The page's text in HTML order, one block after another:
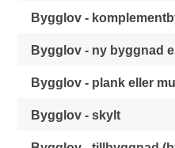
Bygglov -
Bygglov - ny byggnad
Bygglov - plank eller
Bygglov - skylt